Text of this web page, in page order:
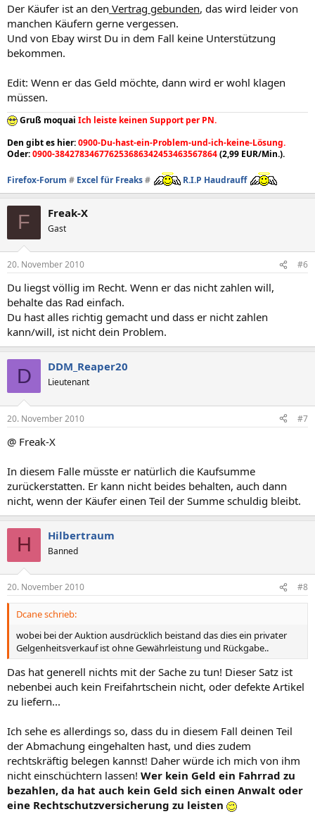
Der Käufer ist an den Vertrag gebunden, das wird leider von
manchen Käufern gerne vergessen.
Und von Ebay wirst Du in dem Fall keine Unterstützung
bekommen.
Edit: Wenn er das Geld möchte, dann wird er wohl klagen
müssen.
Gruß moquai Ich leiste keinen Support per PN.
Den gibt es hier:0900-Du-hast-ein-Problem-und-ich-keine-Lösung.
Oder:0900-384278346776253686342453463567864(2,99 EUR/Min.).
Firefox-Forum # Excel für Freaks# R.I.P Haudrauff
F Freak-X
Gast
20. November 2010 #6
Du liegst völlig im Recht. Wenn er das nicht zahlen will,
behalte das Rad einfach.
Du hast alles richtig gemacht und dass er nicht zahlen
kann/will, ist nicht dein Problem.
D DDM_Reaper20
Lieutenant
20. November 2010 #7
@ Freak-X
In diesem Falle müsste er natürlich die Kaufsumme
zurückerstatten. Er kann nicht beides behalten, auch dann
nicht, wenn der Käufer einen Teil der Summe schuldig bleibt.
H Hilbertraum
Banned
20. November 2010 #8
Dcane schrieb:
wobei bei der Auktion ausdrücklich beistand das dies ein privater
Gelgenheitsverkauf ist ohne Gewährleistung und Rückgabe..
Das hat generell nichts mit der Sache zu tun! Dieser Satz ist
nebenbei auch kein Freifahrtschein nicht, oder defekte Artikel
zu liefern...
Ich sehe es allerdings so, dass du in diesem Fall deinen Teil
der Abmachung eingehalten hast, und dies zudem
rechtskräftig belegen kannst! Daher würde ich mich von ihm
nicht einschüchtern lassen! Wer kein Geld ein Fahrrad zu
bezahlen, da hat auch kein Geld sich einen Anwalt oder
eine Rechtschutzversicherung zu leisten